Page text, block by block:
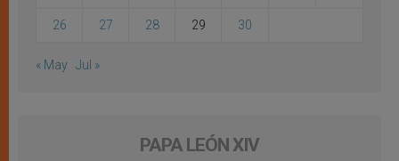
26 27 28 29 30
« May Jul »
PAPA LEÓN XIV